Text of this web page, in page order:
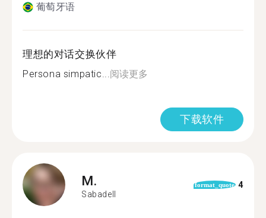
葡萄牙语
理想的对话交换伙伴
Persona simpatic...阅读更多
下载软件
M.
Sabadell
format_quote 4